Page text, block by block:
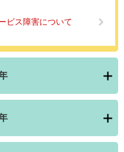
ビス障害について